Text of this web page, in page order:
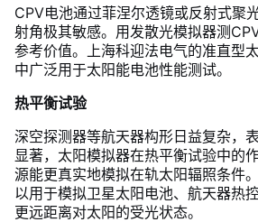
CPV电池通过菲涅尔透镜或反射式聚
射角极其敏感。用发散光模拟器测
参考价值。上海科迎法电气的准直型
中广泛用于太阳能电池性能测试。
热平衡试验
深空探测器等航天器构形日益复杂，
显著，太阳模拟器在热平衡试验中的
源能更真实地模拟在轨太阳辐照条件
以用于模拟卫星太阳电池、航天器热
更远距离对太阳的受光状态。